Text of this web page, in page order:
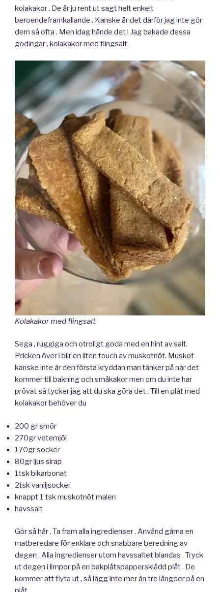
kolakakor . De är ju rent ut sagt helt enkelt
beroendeframkallande . Kanske är det därför jag inte gör
dem så ofta . Men idag hände det ! Jag bakade dessa
godingar , kolakakor med flingsalt.
Kolakakor med flingsalt
Sega , ruggiga och otroligt goda med en hint av salt.
Pricken över i blir en liten touch av muskotnöt. Muskot
kanske inte är den första kryddan man tänker på när det
kommer till bakning och småkakor men om du inte har
prövat så tycker jag att du ska göra det . Till en plåt med
kolakakor behöver du
200 gr smör
270gr vetemjöl
170gr socker
80gr ljus sirap
1tsk bikarbonat
2tsk vaniljsocker
knappt 1 tsk muskotnöt malen
havssalt
Gör så här . Ta fram alla ingredienser . Använd gärna en
matberedare för enklare och snabbare beredning av
degen . Alla ingredienser utom havssaltet blandas . Tryck
ut degen i limpor på en bakplåtspappersklädd plåt . De
kommer att flyta ut , så lägg inte mer än tre längder på en